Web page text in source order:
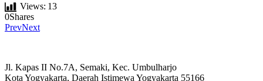
Views: 13
0Shares
PrevNext
Jl. Kapas II No.7A, Semaki, Kec. Umbulharjo
Kota Yogyakarta, Daerah Istimewa Yogyakarta 55166